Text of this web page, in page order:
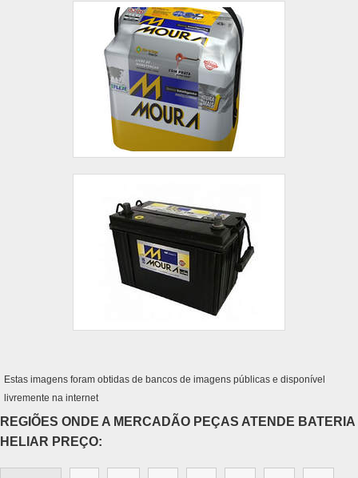
Estas imagens foram obtidas de bancos de imagens públicas e disponível
livremente na internet
REGIÕES ONDE A MERCADÃO PEÇAS ATENDE BATERIA
HELIAR PREÇO: